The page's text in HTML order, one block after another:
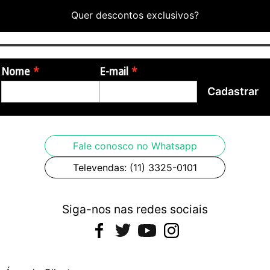
Quer descontos exclusivos?
Nome E-mail
Cadastrar
Fale conosco no Whatsapp
Televendas: (11) 3325-0101
Siga-nos nas redes sociais